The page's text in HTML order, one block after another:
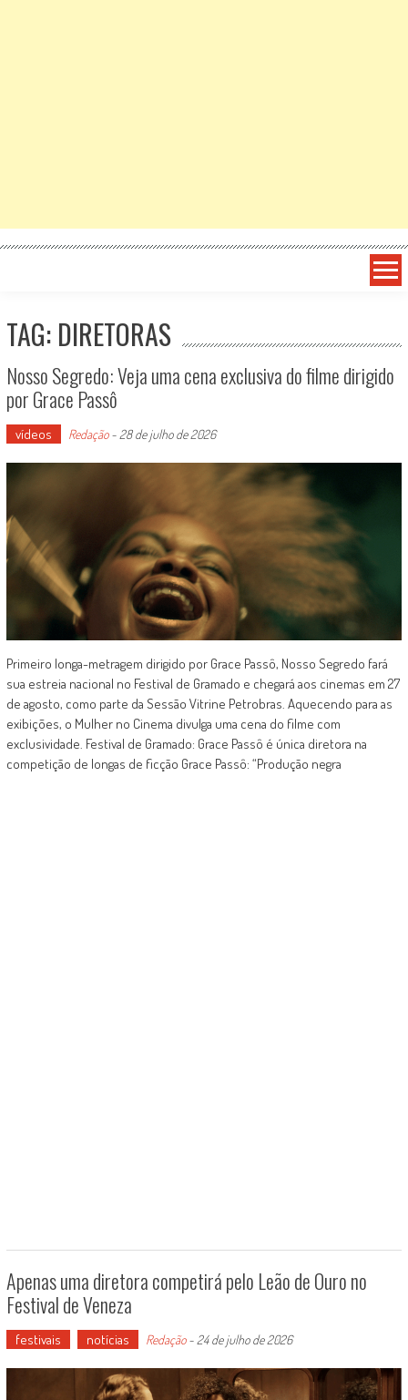
TAG: DIRETORAS
Nosso Segredo: Veja uma cena exclusiva do filme dirigido
por Grace Passô
vídeos Redação- 28 de julho de 2026
Primeiro longa-metragem dirigido por Grace Passô, Nosso Segredo fará
sua estreia nacional no Festival de Gramado e chegará aos cinemas em 27
de agosto, como parte da Sessão Vitrine Petrobras. Aquecendo para as
exibições, o Mulher no Cinema divulga uma cena do filme com
exclusividade. Festival de Gramado: Grace Passô é única diretora na
competição de longas de ficção Grace Passô: “Produção negra
Apenas uma diretora competirá pelo Leão de Ouro no
Festival de Veneza
festivais notícias Redação-24 de julho de 2026